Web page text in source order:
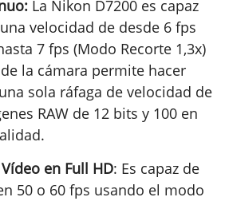
La Nikon D7200 es capaz
velocidad de desde 6 fps
7 fps (Modo Recorte 1,3x)
la cámara permite hacer
sola ráfaga de velocidad de
RAW de 12 bits y 100 en
en Full HD: Es capaz de
50 o 60 fps usando el modo